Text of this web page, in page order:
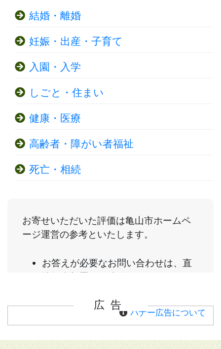
結婚・離婚
妊娠・出産・子育て
入園・入学
しごと・住まい
健康・医療
高齢者・障がい者福祉
死亡・相続
広告
バナー広告について